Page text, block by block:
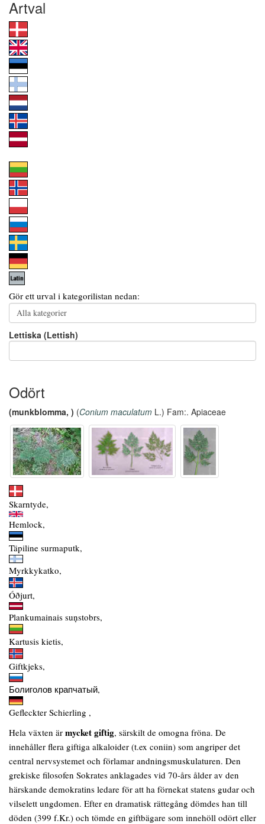
Artval
Gör ett urval i kategorilistan nedan:
Lettiska (Lettish)
Odört
(munkblomma, ) (Conium maculatum L.) Fam:. Apiaceae
Skarntyde,
Hemlock,
Täpiline surmaputk,
Myrkkykatko,
Óðjurt,
Plankumainais suņstobrs,
Kartusis kietis,
Giftkjeks,
Болиголов крапчатый,
Gefleckter Schierling ,
Hela växten är mycket giftig, särskilt de omogna fröna. De
innehåller flera giftiga alkaloider (t.ex coniin) som angriper det
central nervsystemet och förlamar andningsmuskulaturen. Den
grekiske filosofen Sokrates anklagades vid 70-års ålder av den
härskande demokratins ledare för att ha förnekat statens gudar och
vilselett ungdomen. Efter en dramatisk rättegång dömdes han till
döden (399 f.Kr.) och tömde en giftbägare som innehöll odört eller